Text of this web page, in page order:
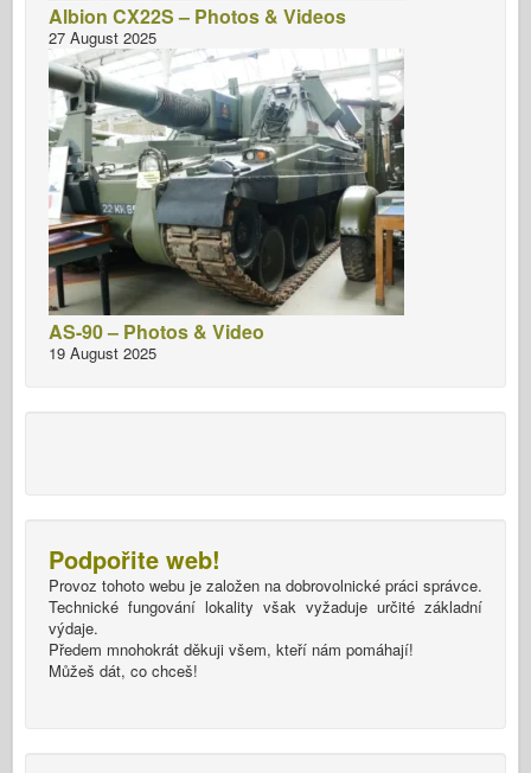
Albion CX22S – Photos & Videos
27 August 2025
AS-90 – Photos & Video
19 August 2025
Podpořite web!
Provoz tohoto webu je založen na dobrovolnické práci správce.
Technické fungování lokality však vyžaduje určité základní
výdaje.
Předem mnohokrát děkuji všem, kteří nám pomáhají!
Můžeš dát, co chceš!